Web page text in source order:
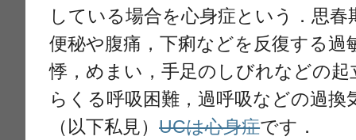
している場合を心身症という．思
便秘や腹痛，下痢などを反復する過
悸，めまい，手足のしびれなどの起
らくる呼吸困難，過呼吸などの過
（以下私見）UCは心身症です．